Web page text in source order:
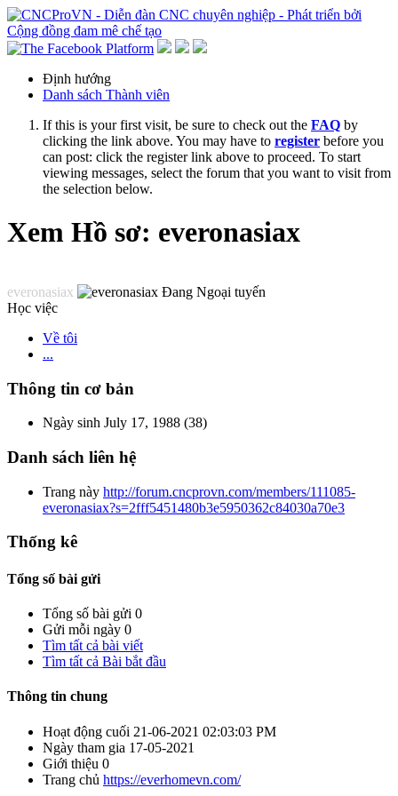
Định hướng
Danh sách Thành viên
If this is your first visit, be sure to check out the FAQ by
clicking the link above. You may have to register before you
can post: click the register link above to proceed. To start
viewing messages, select the forum that you want to visit from
the selection below.
Xem Hồ sơ: everonasiax
everonasiax
Học việc
Về tôi
...
Thông tin cơ bản
Ngày sinh July 17, 1988 (38)
Danh sách liên hệ
Trang này http://forum.cncprovn.com/members/111085-
everonasiax?s=2fff5451480b3e5950362c84030a70e3
Thống kê
Tổng số bài gửi
Tổng số bài gửi 0
Gửi mỗi ngày 0
Tìm tất cả bài viết
Tìm tất cả Bài bắt đầu
Thông tin chung
Hoạt động cuối 21-06-2021 02:03:03 PM
Ngày tham gia 17-05-2021
Giới thiệu 0
Trang chủ https://everhomevn.com/